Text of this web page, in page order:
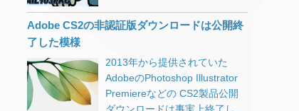
CMSを動かしている場合の
上記のような環境下でSSL証明
切れを起こしてしまい、該当ド
メインのサイトを開こうとする
は「/」のままです。 サイトマ
rawurlencodeでエンコードして
います。 rawurlencodeは
RFC3986にもとづいて「-_.~」
cdb+tcpserver+qmail+SMTP
AUTH+VPopMailと諸々のパッ
Adobe CS2の非認証版ダウンロードは公開終
了した模様
2013年から提供されていた
AdobeのPhotoshop Illustrator
Premiereなどの CS2製品公開